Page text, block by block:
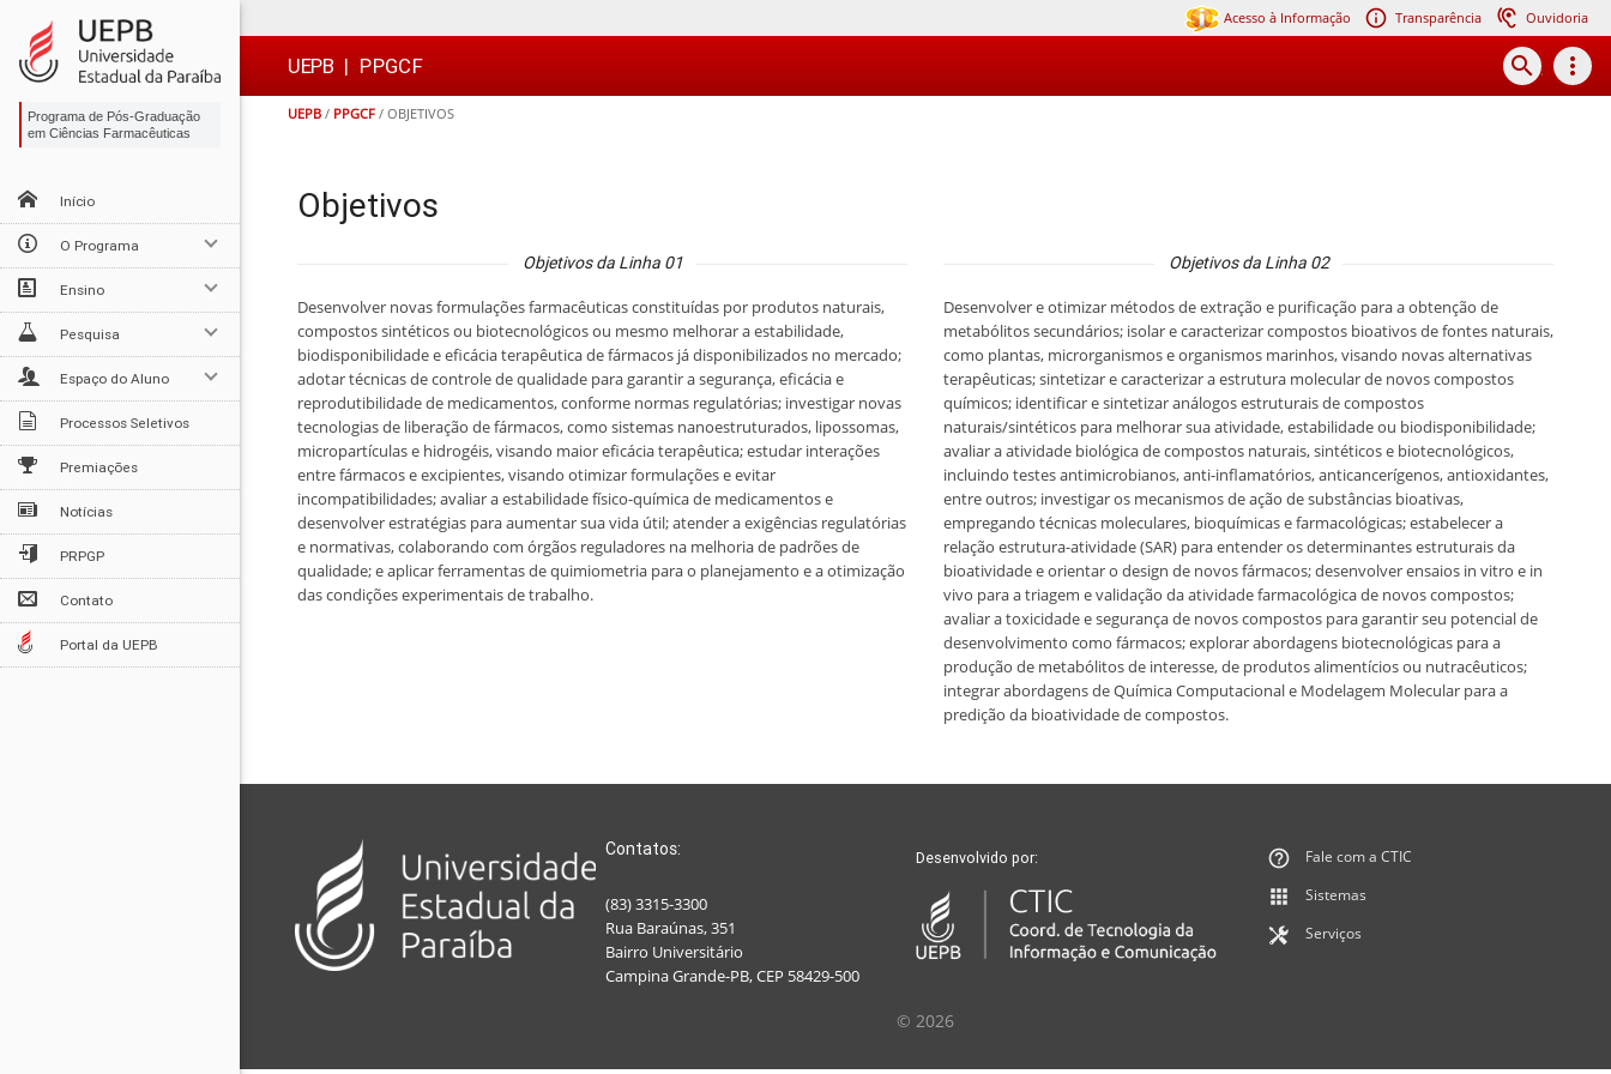
para
conteúdo
para
menu
para
busca
para
rodapé

Acesso à Informação Transparência Ouvidoria
UEPB | PPGCF search more_vert
UEPB / PPGCF / OBJETIVOS
Programa de Pós-Graduação
em Ciências Farmacêuticas
Início
O Programa
Ensino
Pesquisa
Espaço do Aluno
Processos Seletivos
Premiações
Notícias
PRPGP
Contato
Portal da UEPB
Objetivos
Objetivos da Linha 01
Desenvolver novas formulações farmacêuticas constituídas por produtos naturais,
compostos sintéticos ou biotecnológicos ou mesmo melhorar a estabilidade,
biodisponibilidade e eficácia terapêutica de fármacos já disponibilizados no mercado;
adotar técnicas de controle de qualidade para garantir a segurança, eficácia e
reprodutibilidade de medicamentos, conforme normas regulatórias; investigar novas
tecnologias de liberação de fármacos, como sistemas nanoestruturados, lipossomas,
micropartículas e hidrogéis, visando maior eficácia terapêutica; estudar interações
entre fármacos e excipientes, visando otimizar formulações e evitar
incompatibilidades; avaliar a estabilidade físico-química de medicamentos e
desenvolver estratégias para aumentar sua vida útil; atender a exigências regulatórias
e normativas, colaborando com órgãos reguladores na melhoria de padrões de
qualidade; e aplicar ferramentas de quimiometria para o planejamento e a otimização
das condições experimentais de trabalho.
Objetivos da Linha 02
Desenvolver e otimizar métodos de extração e purificação para a obtenção de
metabólitos secundários; isolar e caracterizar compostos bioativos de fontes naturais,
como plantas, microrganismos e organismos marinhos, visando novas alternativas
terapêuticas; sintetizar e caracterizar a estrutura molecular de novos compostos
químicos; identificar e sintetizar análogos estruturais de compostos
naturais/sintéticos para melhorar sua atividade, estabilidade ou biodisponibilidade;
avaliar a atividade biológica de compostos naturais, sintéticos e biotecnológicos,
incluindo testes antimicrobianos, anti-inflamatórios, anticancerígenos, antioxidantes,
entre outros; investigar os mecanismos de ação de substâncias bioativas,
empregando técnicas moleculares, bioquímicas e farmacológicas; estabelecer a
relação estrutura-atividade (SAR) para entender os determinantes estruturais da
bioatividade e orientar o design de novos fármacos; desenvolver ensaios in vitro e in
vivo para a triagem e validação da atividade farmacológica de novos compostos;
avaliar a toxicidade e segurança de novos compostos para garantir seu potencial de
desenvolvimento como fármacos; explorar abordagens biotecnológicas para a
produção de metabólitos de interesse, de produtos alimentícios ou nutracêuticos;
integrar abordagens de Química Computacional e Modelagem Molecular para a
predição da bioatividade de compostos.
Contatos:
(83) 3315-3300
Rua Baraúnas, 351
Bairro Universitário
Campina Grande-PB, CEP 58429-500
Desenvolvido por:
Fale com a CTIC
Sistemas
Serviços
© 2026